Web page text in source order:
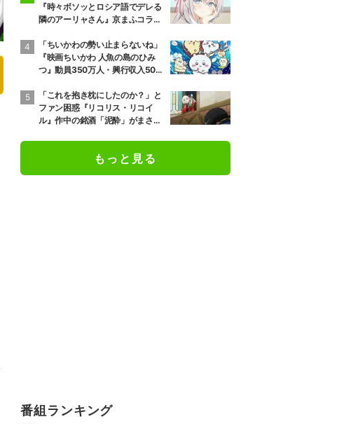
『時々ボソッとロシア語でデレる
隣のアーリャさん』京まふコラボ
「ちいかわの勢い止まらないね」
『映画ちいかわ 人魚の島のひみ
つ』動員350万人・興行収入50億
「これを抱き枕にしたのか？」と
ファン困惑『リコリス・リコイ
ル』作中の銘酒「泥酔」がまさか
もっと見る
番組ランキング